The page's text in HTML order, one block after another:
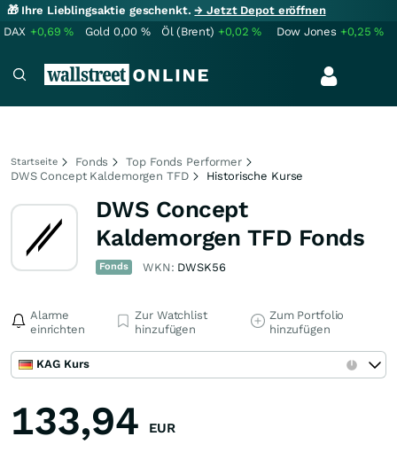
🎁 Ihre Lieblingsaktie geschenkt.→ Jetzt Depot eröffnen
DAX +0,69% Gold 0,00 % Öl (Brent) +0,02% Dow Jones +0,25%
Startseite Fonds
Top Fonds Performer
DWS Concept Kaldemorgen TFD
Historische Kurse
DWS Concept
Kaldemorgen TFD Fonds
Fonds WKN: DWSK56
Alarme
einrichten
Zur Watchlist
hinzufügen
Zum Portfolio
hinzufügen
KAG Kurs
133,94 EUR